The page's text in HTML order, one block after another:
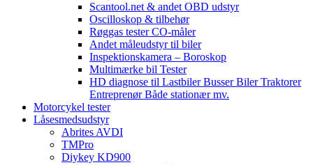
Scantool.net & andet OBD udstyr
Oscilloskop & tilbehør
Røggas tester CO-måler
Andet måleudstyr til biler
Inspektionskamera – Boroskop
Multimærke bil Tester
HD diagnose til Lastbiler Busser Biler Traktorer
Entreprenør Både stationær mv.
Motorcykel tester
Låsesmedsudstyr
Abrites AVDI
TMPro
Diykey KD900